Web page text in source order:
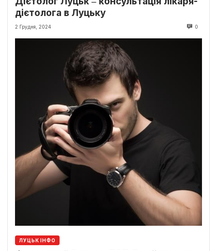
дієтолога в Луцьку
2 Грудня, 2024 0
ЛУЦЬК ІНФО